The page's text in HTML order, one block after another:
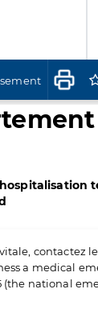
contactez le
a medical
(the national